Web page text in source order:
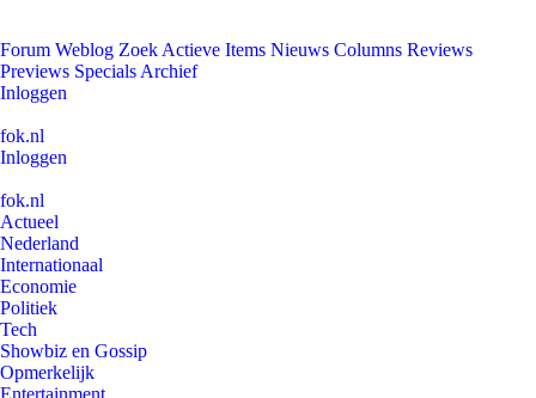
Forum Weblog Zoek Actieve Items Nieuws Columns Reviews
Previews Specials Archief
Inloggen
fok.nl
Inloggen
fok.nl
Actueel
Nederland
Internationaal
Economie
Politiek
Tech
Showbiz en Gossip
Opmerkelijk
Entertainment